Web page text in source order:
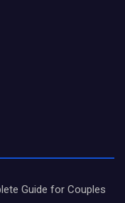
Guide for Couples